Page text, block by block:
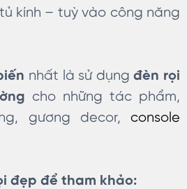
kính – tuỳ vào công năng
nhất là sử dụngđèn rọi
cho những tác phẩm,
gương decor, console
đẹp để tham khảo: